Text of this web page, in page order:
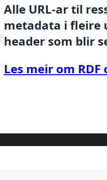
Alle URL-ar til
metadata i fleire
header som blir
Les meir om